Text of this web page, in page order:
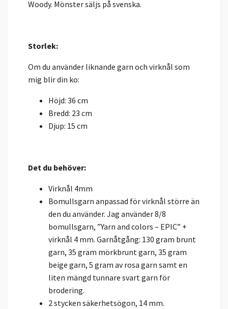
Woody. Mönster säljs på svenska.
Storlek:
Om du använder liknande garn och virknål som
mig blir din ko:
Höjd: 36 cm
Bredd: 23 cm
Djup: 15 cm
Det du behöver:
Virknål 4mm
Bomullsgarn anpassad för virknål större än
den du använder. Jag använder 8/8
bomullsgarn, ”Yarn and colors – EPIC” +
virknål 4 mm. Garnåtgång: 130 gram brunt
garn, 35 gram mörkbrunt garn, 35 gram
beige garn, 5 gram av rosa garn samt en
liten mängd tunnare svart garn för
brodering.
2 stycken säkerhetsögon, 14 mm.